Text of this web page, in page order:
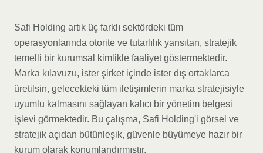
Safi Holding artık üç farklı sektördeki tüm
operasyonlarında otorite ve tutarlılık yansıtan, stratejik
temelli bir kurumsal kimlikle faaliyet göstermektedir.
Marka kılavuzu, ister şirket içinde ister dış ortaklarca
üretilsin, gelecekteki tüm iletişimlerin marka stratejisiyle
uyumlu kalmasını sağlayan kalıcı bir yönetim belgesi
işlevi görmektedir. Bu çalışma, Safi Holding'i görsel ve
stratejik açıdan bütünleşik, güvenle büyümeye hazır bir
kurum olarak konumlandırmıştır.